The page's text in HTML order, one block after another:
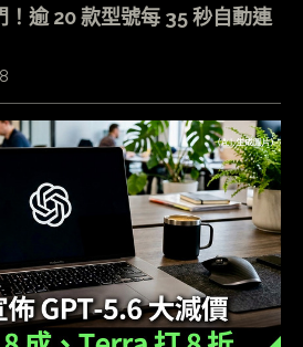
！逾 20 款型號每 35 秒自動連